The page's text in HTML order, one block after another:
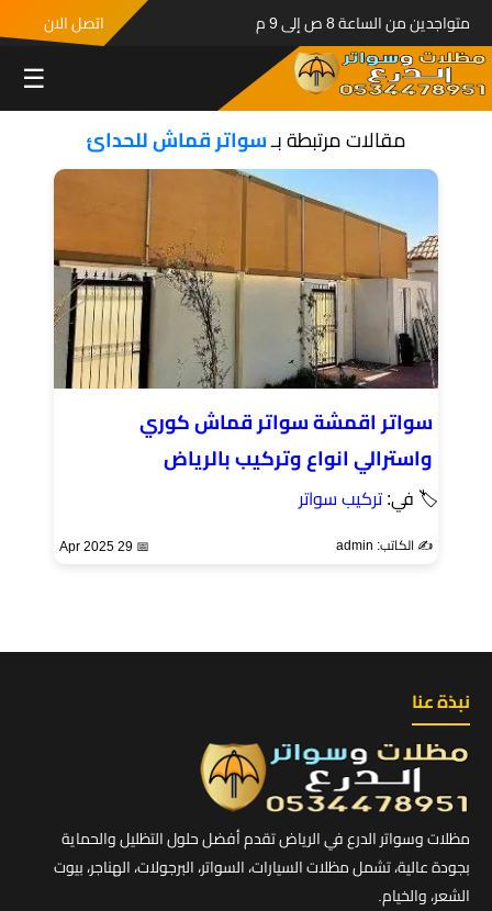
متواجدين من الساعة 8 ص إلى 9 م اتصل الان
☰
مقالات مرتبطة بـسواتر قماش للحدائ
سواتر اقمشة سواتر قماش كوري
واسترالي انواع وتركيب بالرياض
🏷 في:تركيب سواتر
✍️ الكاتب: admin 📅 29 Apr 2025
نبذة عنا
مظلات وسواتر الدرع في الرياض تقدم أفضل حلول التظليل والحماية
بجودة عالية، تشمل مظلات السيارات، السواتر، البرجولات، الهناجر، بيوت
الشعر، والخيام.